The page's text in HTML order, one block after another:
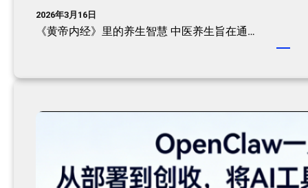
2026年3月16日
《黄帝内经》里的养生智慧 中医养生旨在通…